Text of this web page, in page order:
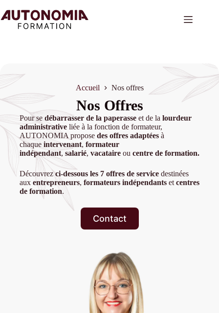
au
contenu
Accueil Nos offres
Nos Offres
Pour sedébarrasser de la paperasse et de la lourdeur
administrative liée à la fonction de formateur,
AUTONOMIA propose des offres adaptées à
chaque intervenant, formateur
indépendant, salarié, vacataire ou centre de formation.
Découvrezci-dessous les 7 offres de service destinées
aux entrepreneurs, formateurs indépendants et centres
de formation.
Contact